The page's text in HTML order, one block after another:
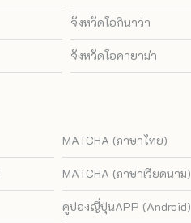
จังหวัดโอกินาว่า
จังหวัดโอคายาม่า
MATCHA (ภาษาไทย)
MATCHA (ภาษาเวียดนาม)
คูปองญี่ปุ่นAPP (Android)